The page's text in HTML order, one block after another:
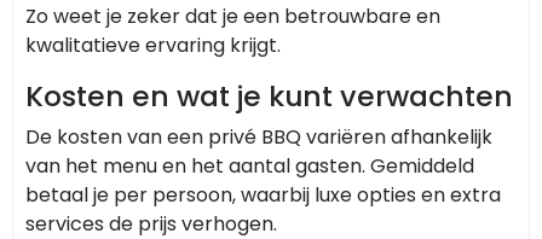
Zo weet je zeker dat je een betrouwbare en
kwalitatieve ervaring krijgt.
Kosten en wat je kunt verwachten
De kosten van een privé BBQ variëren afhankelijk
van het menu en het aantal gasten. Gemiddeld
betaal je per persoon, waarbij luxe opties en extra
services de prijs verhogen.